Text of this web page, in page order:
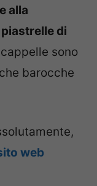
alla
di
sono
barocche
web